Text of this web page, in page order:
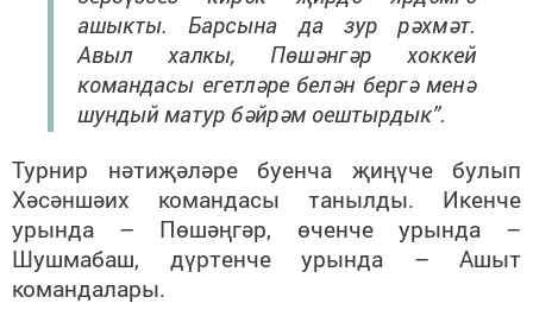
ашыкты. Барсына да зур рәхмәт.
Авыл халкы, Пөшәнгәр хоккей
командасы егетләре белән бергә менә
шундый матур бәйрәм оештырдык”.
Турнир нәтиҗәләре буенча җиңүче булып
Хәсәншәих командасы танылды. Икенче
урында – Пөшәңгәр, өченче урында –
Шушмабаш, дүртенче урында – Ашыт
командалары.